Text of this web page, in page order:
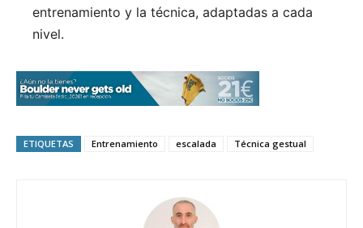
entrenamiento y la técnica, adaptadas a cada
nivel.
ETIQUETAS Entrenamiento escalada Técnica gestual